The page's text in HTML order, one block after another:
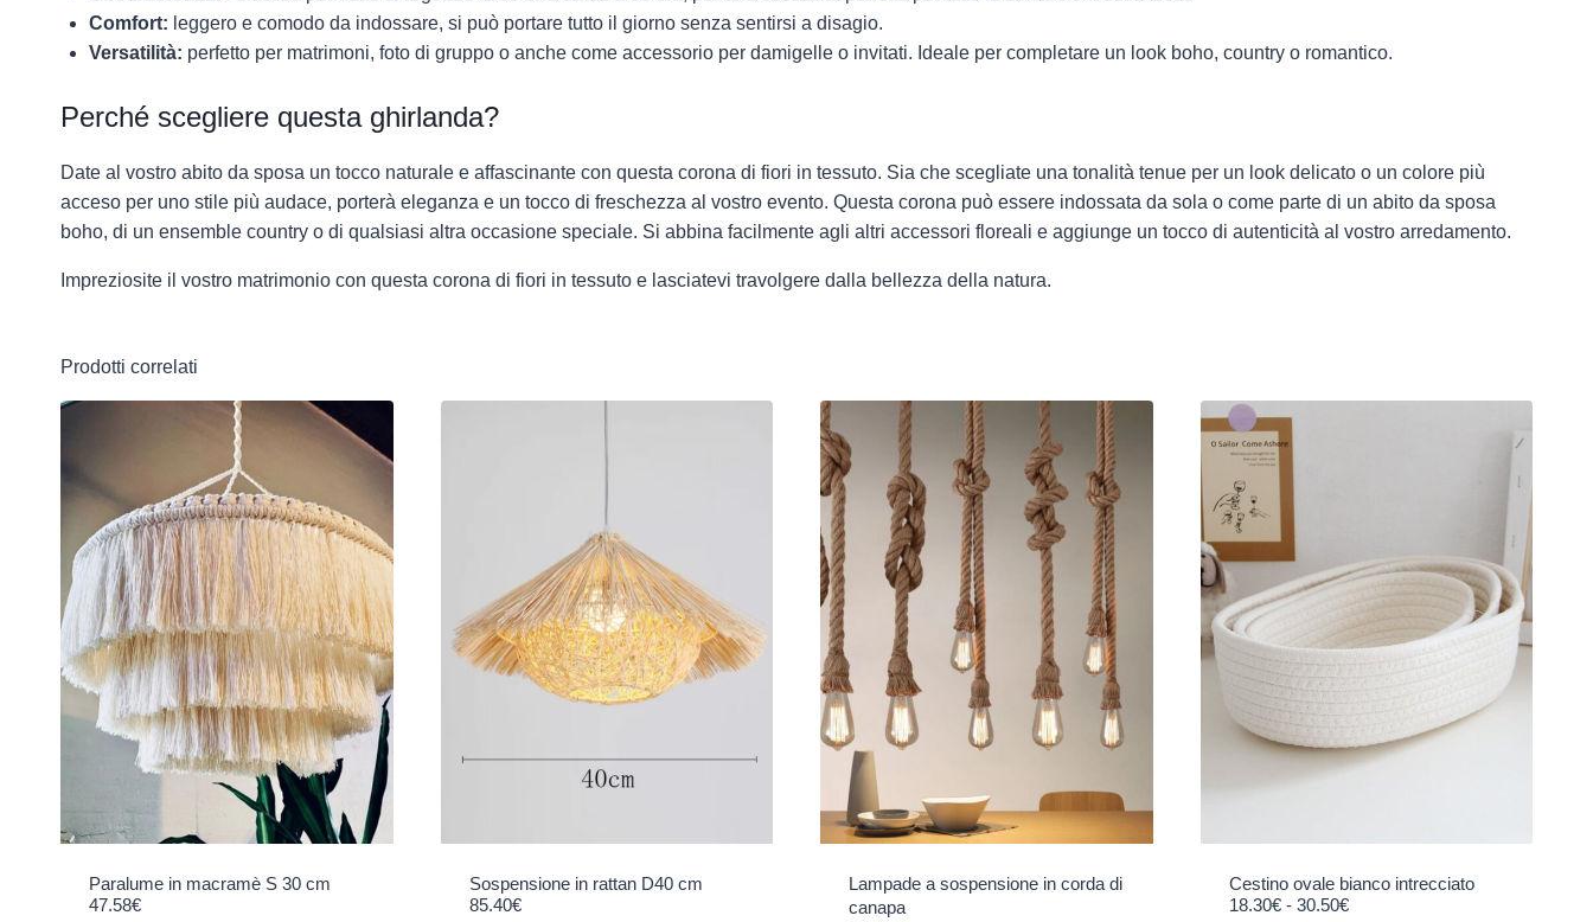
Comfort: leggero e comodo da indossare, si può portare tutto il giorno senza sentirsi a disagio.
Versatilità: perfetto per matrimoni, foto di gruppo o anche come accessorio per damigelle o invitati. Ideale per completare un look boho, country o romantico.
Perché scegliere questa ghirlanda?
Date al vostro abito da sposa un tocco naturale e affascinante con questa corona di fiori in tessuto. Sia che scegliate una tonalità tenue per un look delicato o un colore più
acceso per uno stile più audace, porterà eleganza e un tocco di freschezza al vostro evento. Questa corona può essere indossata da sola o come parte di un abito da sposa
boho, di un ensemble country o di qualsiasi altra occasione speciale. Si abbina facilmente agli altri accessori floreali e aggiunge un tocco di autenticità al vostro arredamento.
Impreziosite il vostro matrimonio con questa corona di fiori in tessuto e lasciatevi travolgere dalla bellezza della natura.
Prodotti correlati
Paralume in macramè S 30 cm
47.58€
Sospensione in rattan D40 cm
85.40€
Lampade a sospensione in corda di
canapa
Cestino ovale bianco intrecciato
18.30€ - 30.50€Fascia di prezzo: da 18.30€ a 30.50€